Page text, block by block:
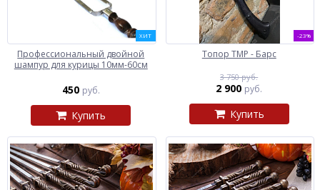
ХИТ
Профессиональный двойной
шампур для курицы 10мм-60см
450 руб.
Купить
-23%
Топор ТМР - Барс
3 750 руб.
2 900 руб.
Купить